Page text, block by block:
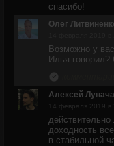
спасибо!
Олег
Возможно у
Илья
Алексей
14 февраля 2019 в
доходность
в стабильной